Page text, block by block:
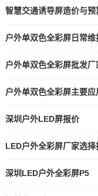
智慧交通诱导屏造价与预
户外单双色全彩屏日常维
户外单双色全彩屏批发厂
户外单双色全彩屏主要
深圳户外LED屏报价
LED户外全彩屏厂家选择
深圳LED户外全彩屏P5